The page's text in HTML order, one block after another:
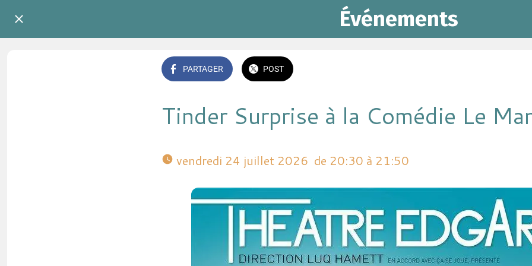
Événements
PARTAGER POST
Tinder Surprise à la Comédie Le
vendredi 24 juillet 2026  de 20:30 à 21:50